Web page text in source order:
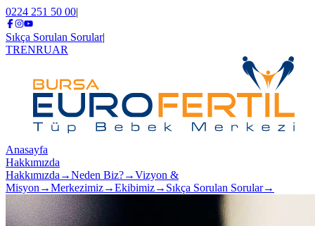
0224 251 50 00|
Sıkça Sorulan Sorular|
TRENRUAR
Anasayfa
Hakkımızda
Hakkımızda →Neden Biz?→Vizyon &
Misyon →Merkezimiz→Ekibimiz→ Sıkça Sorulan Sorular→